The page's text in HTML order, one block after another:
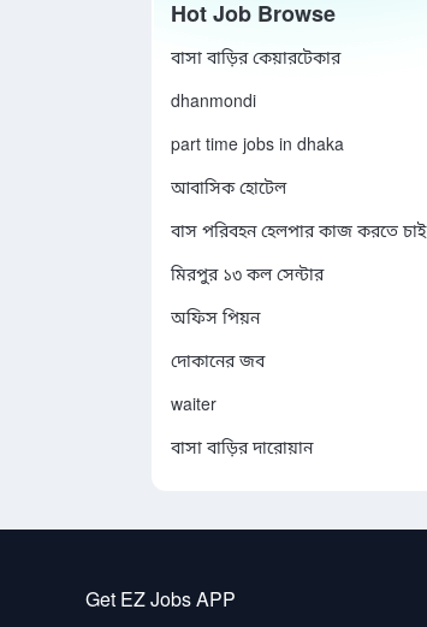
Hot Job Browse
বাসা বাড়ির কেয়ারটেকার
dhanmondi
part time jobs in dhaka
আবাসিক হোটেল
বাস পরিবহন হেলপার কাজ করতে চাই
মিরপুর ১৩ কল সেন্টার
অফিস পিয়ন
দোকানের জব
waiter
বাসা বাড়ির দারোয়ান
Get EZ Jobs APP